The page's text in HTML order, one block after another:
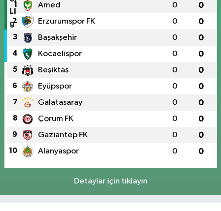
1 Amed 0 0
2 Erzurumspor FK 0 0
3 Başakşehir 0 0
4 Kocaelispor 0 0
5 Beşiktaş 0 0
6 Eyüpspor 0 0
7 Galatasaray 0 0
8 Çorum FK 0 0
9 Gaziantep FK 0 0
10 Alanyaspor 0 0
Detaylar için tıklayın